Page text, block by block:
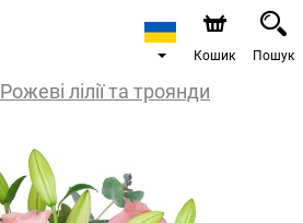
Кошик Пошук
Рожеві лілії та троянди